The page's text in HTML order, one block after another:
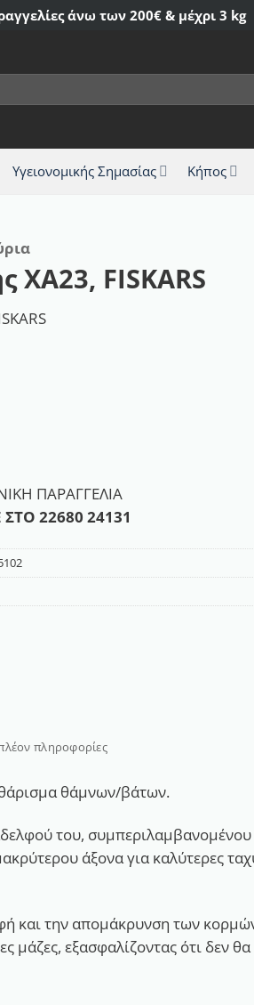
άνω των 200€ & μέχρι 3 kg
Υγειονομικής Σημασίας Κήπος
XA23, FISKARS
ΠΑΡΑΓΓΕΛΙΑ
ΣΤΟ22680 24131
πληροφορίες
θάμνων/βάτων.
του,
άξονα για καλύτερες
και την απομάκρυνση των
μάζες, εξασφαλίζοντας ότι δεν